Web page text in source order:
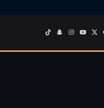
فيسبوك‫YouTubeانستقرام
سناب